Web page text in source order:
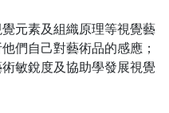
元素及組織原理等視覺藝
們自己對藝術品的感應；
敏銳度及協助學發展視覺